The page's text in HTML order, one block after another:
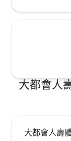
大都會人
大都會人壽